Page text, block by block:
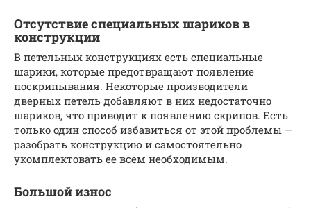
Отсутствие специальных шариков в
конструкции
В петельных конструкциях есть специальные
шарики, которые предотвращают появление
поскрипывания. Некоторые производители
дверных петель добавляют в них недостаточно
шариков, что приводит к появлению скрипов. Есть
только один способ избавиться от этой проблемы —
разобрать конструкцию и самостоятельно
укомплектовать ее всем необходимым.
Большой износ